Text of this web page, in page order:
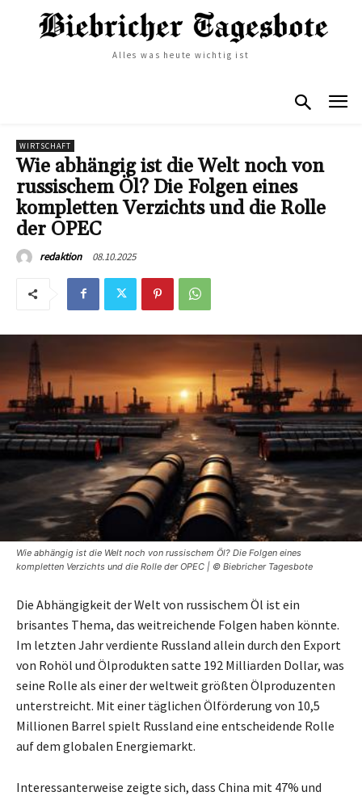
Alles was heute wichtig ist
WIRTSCHAFT
Wie abhängig ist die Welt noch von
russischem Öl? Die Folgen eines
kompletten Verzichts und die Rolle
der OPEC
redaktion 08.10.2025
Wie abhängig ist die Welt noch von russischem Öl? Die Folgen eines
kompletten Verzichts und die Rolle der OPEC | © Biebricher Tagesbote
Die Abhängigkeit der Welt von russischem Öl ist ein
brisantes Thema, das weitreichende Folgen haben könnte.
Im letzten Jahr verdiente Russland allein durch den Export
von Rohöl und Ölprodukten satte 192 Milliarden Dollar, was
seine Rolle als einer der weltweit größten Ölproduzenten
unterstreicht. Mit einer täglichen Ölförderung von 10,5
Millionen Barrel spielt Russland eine entscheidende Rolle
auf dem globalen Energiemarkt.
Interessanterweise zeigte sich, dass China mit 47% und